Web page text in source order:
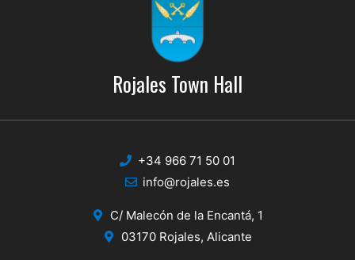
Rojales Town Hall
+34 966 71 50 01
info@rojales.es
C/ Malecón de la Encantá, 1
03170 Rojales, Alicante